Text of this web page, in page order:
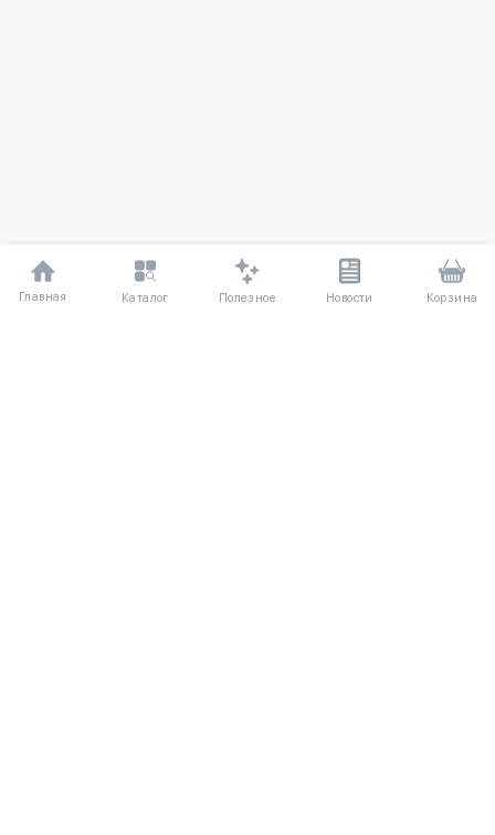
Главная Каталог Полезное Новости Корзина